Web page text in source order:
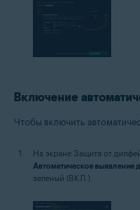
Включение
Чтобы включить
На экране Защита от
Автоматическое выявление
зеленый (ВКЛ.).